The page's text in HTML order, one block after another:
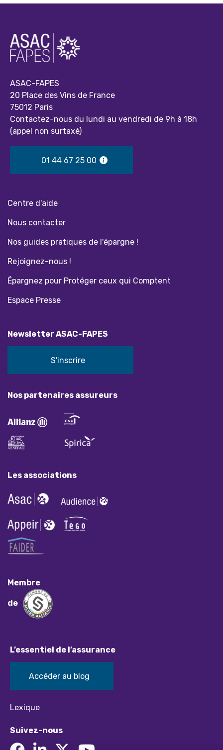
ASAC-FAPES
20 Place des Vins de France
75012 Paris
Contactez-nous du lundi au vendredi de 9h à 18h
(appel non surtaxé)
01 44 67 25 00
Centre d'aide
Nous contacter
Nos guides pratiques de l'épargne !
Rejoignez-nous !
Épargnez pour Protéger ceux qui Comptent
Espace Presse
Newsletter ASAC-FAPES
S'inscrire
Nos partenaires assureurs
Les associations
Membre
de
L’essentiel de l’assurance
Accéder au blog
Lexique
Suivez-nous